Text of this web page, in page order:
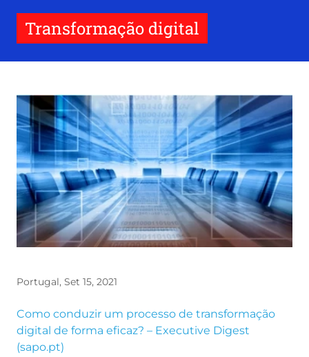
Transformação digital
Portugal, Set 15, 2021
Como conduzir um processo de transformação
digital de forma eficaz? – Executive Digest
(sapo.pt)